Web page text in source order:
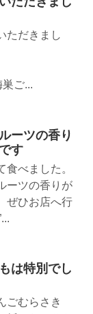
ただきまし
ご...
ーツの香り
す
べました。
ーツの香りが
ぜひお店へ行
は特別でし
ごむらさき